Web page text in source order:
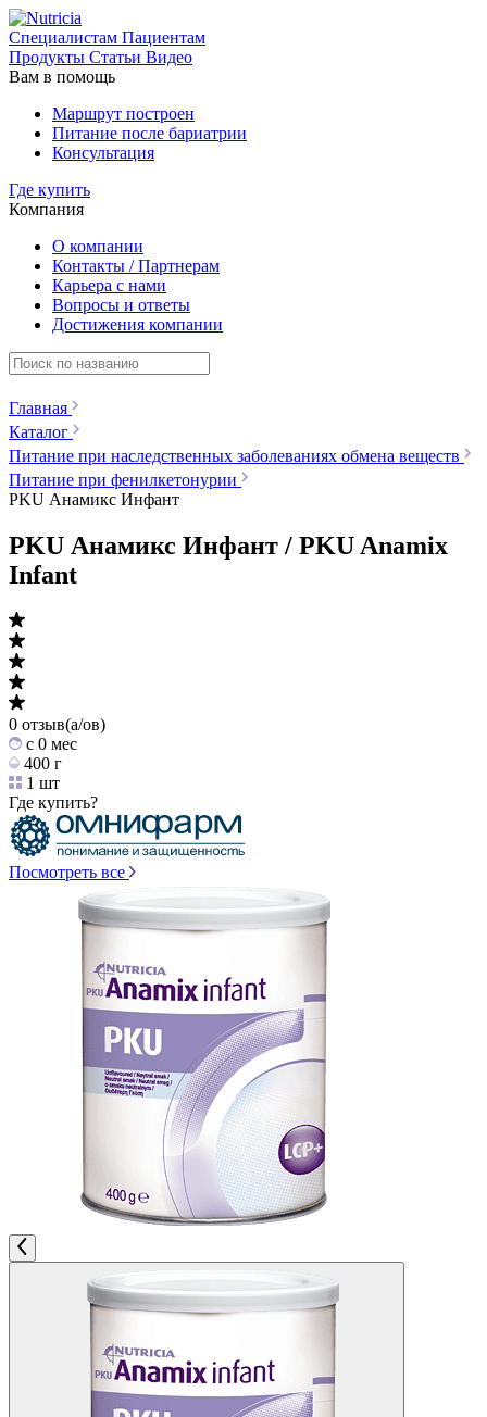
Специалистам Пациентам
Продукты Статьи Видео
Вам в помощь
Маршрут построен
Питание после бариатрии
Консультация
Где купить
Компания
О компании
Контакты / Партнерам
Карьера с нами
Вопросы и ответы
Достижения компании
Главная
Каталог
Питание при наследственных заболеваниях обмена веществ
Питание при фенилкетонурии
PKU Анамикс Инфант
PKU Анамикс Инфант / PKU Anamix
Infant
0 отзыв(а/ов)
c 0 мес
400 г
1 шт
Где купить?
Посмотреть все